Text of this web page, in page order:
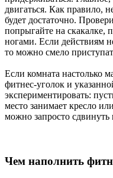
двигаться. Как правило,
будет достаточно.
попрыгайте на скакалке,
ногами. Если действиям
то можно смело
Если комната настолько
фитнес-уголок и
экспериментировать:
место занимает кресло
можно запросто сдвинуть
Чем наполнить